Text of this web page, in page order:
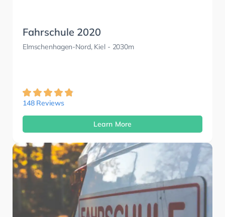
Fahrschule 2020
Elmschenhagen-Nord, Kiel- 2030m
148 Reviews
Learn More